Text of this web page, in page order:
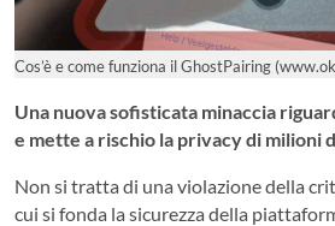
Cos’è e come funziona il GhostPairing
Una nuova sofisticata minaccia
e mette a rischio la privacy di milioni
Non si tratta di una violazione della
cui si fonda la sicurezza della